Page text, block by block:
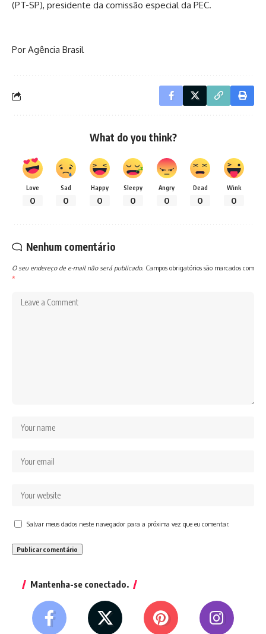
(PT-SP), presidente da comissão especial da PEC.
Por Agência Brasil
What do you think?
Love
0
Sad
0
Happy
0
Sleepy
0
Angry
0
Dead
0
Wink
0
Nenhum comentário
O seu endereço de e-mail não será publicado. Campos obrigatórios são marcados com
*
Salvar meus dados neste navegador para a próxima vez que eu comentar.
Mantenha-se conectado.